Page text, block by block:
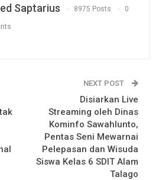
Saptarius 8975 Posts 0
NEXT POST
Disiarkan Live
Streaming oleh Dinas
Kominfo Sawahlunto,
Pentas Seni Mewarnai
Pelepasan dan Wisuda
Siswa Kelas 6 SDIT Alam
Talago